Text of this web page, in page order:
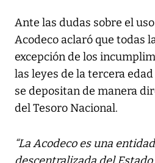
Ante las dudas sobre el
Acodeco aclaró que todas
excepción de los
las leyes de la tercera
se depositan de manera
del Tesoro Nacional.
“La Acodeco es una
descentralizada del